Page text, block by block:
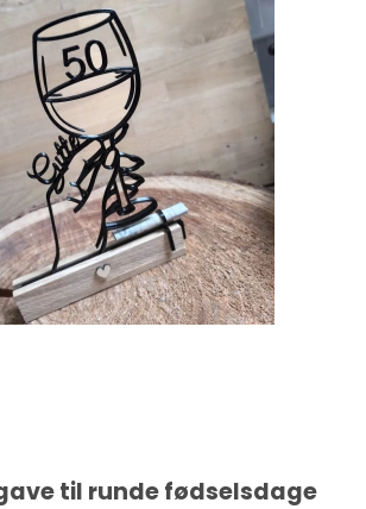
til runde fødselsdage